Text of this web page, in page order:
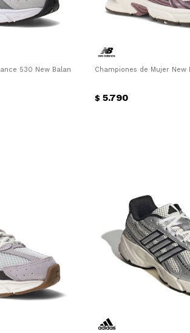
Print
530 New Balance - GrisChampiones de Mujer
$ 5.790